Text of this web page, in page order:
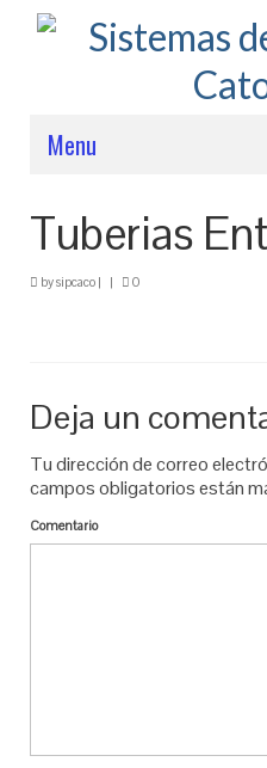
Menu
SOLUCIONES TÉCNICAS
NOSOTROS
CONTACTENOS
Tuberias
bysipcaco | | 0
Deja un
Tu dirección de correo
campos obligatorios están
Comentario